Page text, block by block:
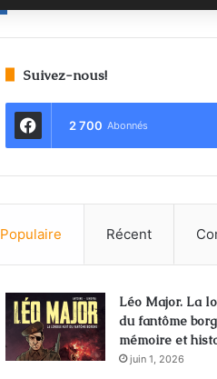
Suivez-nous!
2 700 Abonnés
Populaire Récent
Léo Major. La
du fantôme
mémoire et
juin 1, 2026